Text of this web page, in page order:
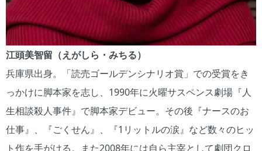
江頭美智留（えがしら・みちる）
兵庫県出身。「読売ゴールデンシナリオ賞」での受賞をき
っかけに脚本家を志し、1990年に火曜サスペンス劇場『人
生相談殺人事件』で脚本家デビュー。その後『ナースのお
仕事』、『ごくせん』、『1リットルの涙』など数々のヒッ
ト作を手がける。また2008年には自ら主宰として劇団クロ